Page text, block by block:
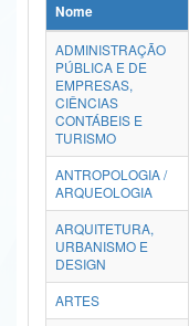
Ministério da Ciência,
Ministério do Meio Ambiente
Ministério do Turismo
Ministério do Desenvolvimento
Controladoria-Geral da União
Ministério da Mulher, da Família
Nome
ADMINISTRAÇÃO
PÚBLICA E DE
EMPRESAS,
CIÊNCIAS
CONTÁBEIS E
TURISMO
ANTROPOLOGIA /
ARQUEOLOGIA
ARQUITETURA,
URBANISMO E
DESIGN
ARTES